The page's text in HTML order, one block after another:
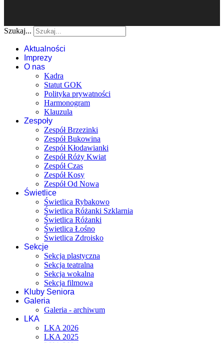
Szukaj...
Aktualności
Imprezy
O nas
Kadra
Statut GOK
Polityka prywatności
Harmonogram
Klauzula
Zespoły
Zespół Brzezinki
Zespół Bukowina
Zespół Kłodawianki
Zespół Róży Kwiat
Zespół Czas
Zespół Kosy
Zespół Od Nowa
Świetlice
Świetlica Rybakowo
Świetlica Różanki Szklarnia
Świetlica Różanki
Świetlica Łośno
Świetlica Zdroisko
Sekcje
Sekcja plastyczna
Sekcja teatralna
Sekcja wokalna
Sekcja filmowa
Kluby Seniora
Galeria
Galeria - archiwum
LKA
LKA 2026
LKA 2025